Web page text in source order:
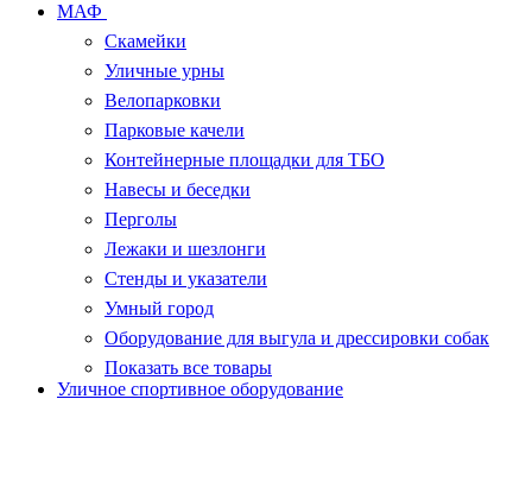
МАФ
Скамейки
Уличные урны
Велопарковки
Парковые качели
Контейнерные площадки для ТБО
Навесы и беседки
Перголы
Лежаки и шезлонги
Стенды и указатели
Умный город
Оборудование для выгула и дрессировки собак
Показать все товары
Уличное спортивное оборудование